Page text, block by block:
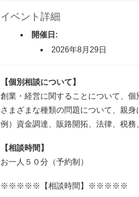
イベント詳細
開催日:
2026年8月29日
【個別相談について】
創業・経営に関することについて、個
さまざまな種類の問題について、親
例）資金調達、販路開拓、法律、税
【相談時間】
お一人５０分（予約制）
※※※※※【相談時間】※※※※※